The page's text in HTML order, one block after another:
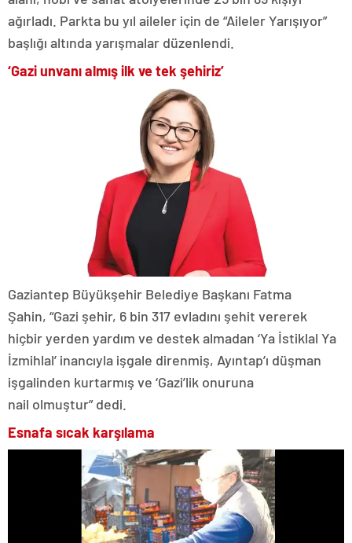
ağırladı. Parkta bu yıl aileler için de “Aileler Yarışıyor”
başlığı altında yarışmalar düzenlendi.
‘Gazi unvanı almış ilk ve tek şehiriz’
Gaziantep Büyükşehir Belediye Başkanı Fatma
Şahin, “Gazi şehir, 6 bin 317 evladını şehit vererek
hiçbir yerden yardım ve destek almadan ‘Ya İstiklal Ya
İzmihlal’ inancıyla işgale direnmiş, Ayıntap’ı düşman
işgalinden kurtarmış ve ‘Gazi’lik onuruna
nail olmuştur” dedi.
Esnafa sıcak karşılama